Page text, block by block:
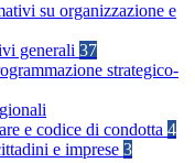
su organizzazione e
generali 37
strategico-
e codice di condotta 4
e imprese 3